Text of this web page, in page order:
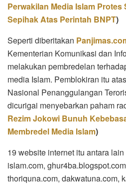
Perwakilan Media Islam
Sepihak Atas Perintah BNPT)
Seperti diberitakan
Kementerian Komunikasi dan
melakukan pembredelan
media Islam. Pemblokiran itu
Nasional Penanggulangan
dicurigai menyebarkan paham
Rezim Jokowi Bunuh
Membredel Media Islam)
19 website internet itu antara
islam.com,
thoriquna.com, dakwatuna.com,